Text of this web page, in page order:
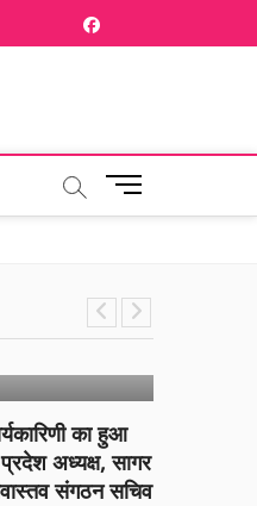
facebook
M
t
POPULAR
का हुआ
अध्यक्ष, सागर
संगठन सचिव